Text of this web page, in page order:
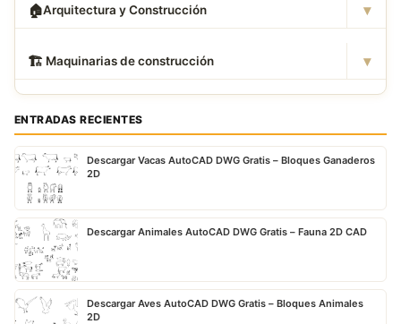
🏠Arquitectura y Construcción ▾
🏗 ️ Maquinarias de construcción ▾
ENTRADAS RECIENTES
Descargar Vacas AutoCAD DWG Gratis – Bloques Ganaderos
2D
Descargar Animales AutoCAD DWG Gratis – Fauna 2D CAD
Descargar Aves AutoCAD DWG Gratis – Bloques Animales
2D